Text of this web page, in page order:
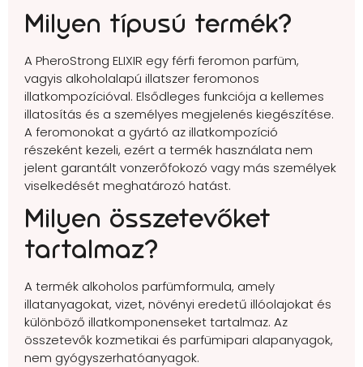
Milyen típusú termék?
A PheroStrong ELIXIR egy férfi feromon parfüm,
vagyis alkoholalapú illatszer feromonos
illatkompozícióval. Elsődleges funkciója a kellemes
illatosítás és a személyes megjelenés kiegészítése.
A feromonokat a gyártó az illatkompozíció
részeként kezeli, ezért a termék használata nem
jelent garantált vonzerőfokozó vagy más személyek
viselkedését meghatározó hatást.
Milyen összetevőket
tartalmaz?
A termék alkoholos parfümformula, amely
illatanyagokat, vizet, növényi eredetű illóolajokat és
különböző illatkomponenseket tartalmaz. Az
összetevők kozmetikai és parfümipari alapanyagok,
nem gyógyszerhatóanyagok.